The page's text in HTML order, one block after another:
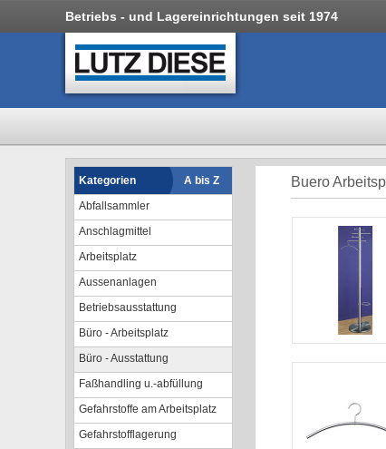
Betriebs - und Lagereinrichtungen seit 1974
Kategorien
A bis Z
Abfallsammler
Anschlagmittel
Arbeitsplatz
Aussenanlagen
Betriebsausstattung
Büro - Arbeitsplatz
Büro - Ausstattung
Faßhandling u.-abfüllung
Gefahrstoffe am Arbeitsplatz
Gefahrstofflagerung
Buero